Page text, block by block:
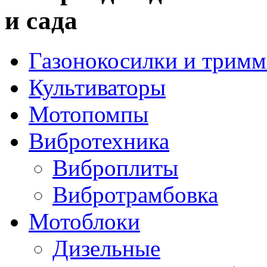
и сада
Газонокосилки и
Культиваторы
Мотопомпы
Вибротехника
Виброплиты
Вибротрамбовка
Мотоблоки
Дизельные